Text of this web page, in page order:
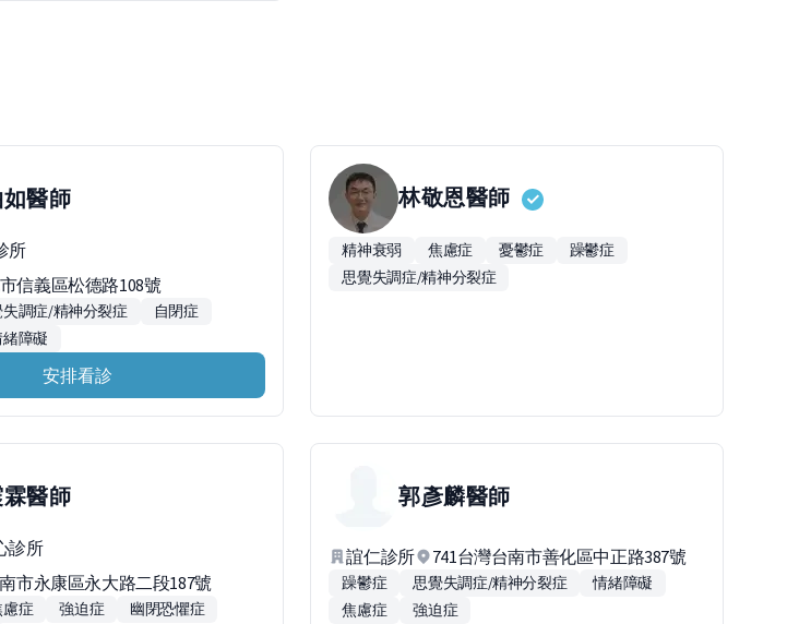
醫師
所
信義區松德路108號
失調症/精神分裂症
自閉症
障礙
安排看診
林敬恩醫師
精神衰弱 焦慮症 憂鬱症
躁鬱症
思覺失調症/精神分裂症
醫師
診所
市永康區永大路二段187號
症 強迫症
幽閉恐懼症
郭彥麟醫師
誼仁診所 741台灣台南市善化區中正路387號
躁鬱症 思覺失調症/精神分裂症
情緒障礙
焦慮症
強迫症